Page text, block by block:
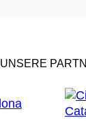
UNSERE